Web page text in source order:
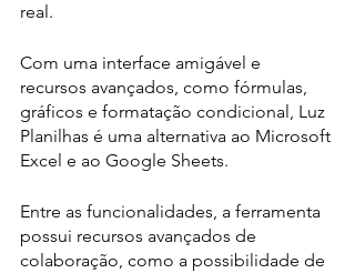
real.
Com uma interface amigável e
recursos avançados, como fórmulas,
gráficos e formatação condicional, Luz
Planilhas é uma alternativa ao Microsoft
Excel e ao Google Sheets.
Entre as funcionalidades, a ferramenta
possui recursos avançados de
colaboração, como a possibilidade de